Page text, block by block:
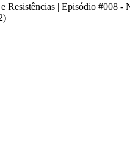
Resistências | Episódio #008 -